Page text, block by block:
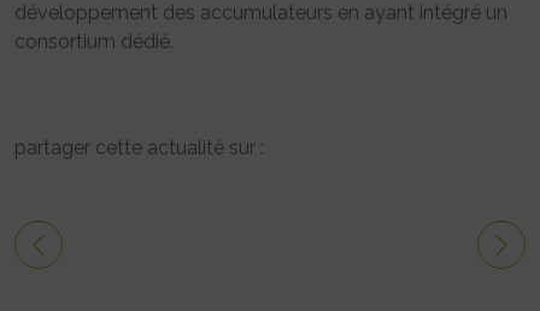
développement des accumulateurs en ayant intégré un
consortium dédié.
partager cette actualité sur :